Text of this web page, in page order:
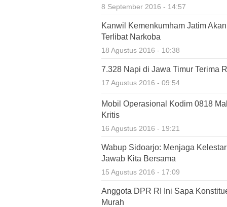
8 September 2016 - 14:57
Kanwil Kemenkumham Jatim
Terlibat Narkoba
18 Agustus 2016 - 10:38
7.328 Napi di Jawa Timur Terima
17 Agustus 2016 - 09:54
Mobil Operasional Kodim 0818
Kritis
16 Agustus 2016 - 19:21
Wabup Sidoarjo: Menjaga
Jawab Kita Bersama
15 Agustus 2016 - 17:09
Anggota DPR RI Ini Sapa
Murah